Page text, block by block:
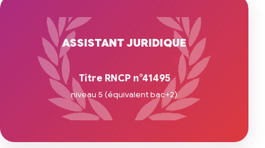
ASSISTANT JURIDIQUE
Titre RNCP n°41495
niveau 5 (équivalent bac+2)